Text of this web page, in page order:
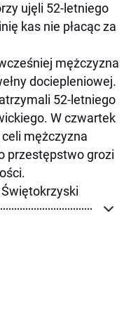
ujęli 52-letniego
kas nie płacąc za
mężczyzna
dociepleniowej.
52-letniego
W czwartek
mężczyzna
przestępstwo grozi
Świętokrzyski